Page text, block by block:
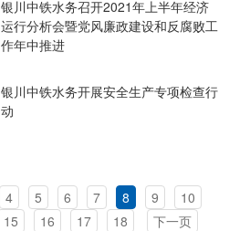
银川中铁水务召开2021年上半年经济
运行分析会暨党风廉政建设和反腐败工
作年中推进
银川中铁水务开展安全生产专项检查行
动
4 5 6 7 8 9
10
15 16 17 18 下一页